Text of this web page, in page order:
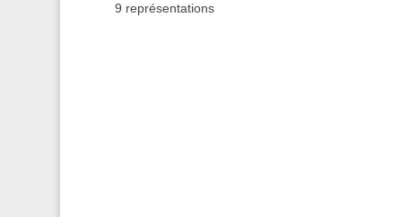
9 représentations